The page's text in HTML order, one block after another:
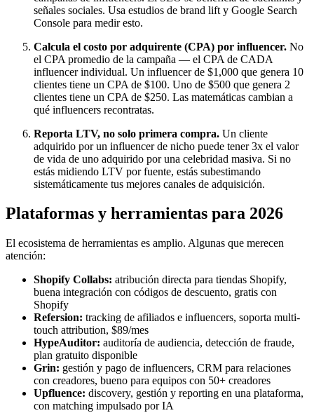
señales sociales. Usa estudios de brand lift y Google Search
Console para medir esto.
Calcula el costo por adquirente (CPA) por influencer. No
el CPA promedio de la campaña — el CPA de CADA
influencer individual. Un influencer de $1,000 que genera 10
clientes tiene un CPA de $100. Uno de $500 que genera 2
clientes tiene un CPA de $250. Las matemáticas cambian a
qué influencers recontratas.
Reporta LTV, no solo primera compra. Un cliente
adquirido por un influencer de nicho puede tener 3x el valor
de vida de uno adquirido por una celebridad masiva. Si no
estás midiendo LTV por fuente, estás subestimando
sistemáticamente tus mejores canales de adquisición.
Plataformas y herramientas para 2026
El ecosistema de herramientas es amplio. Algunas que merecen
atención:
Shopify Collabs: atribución directa para tiendas Shopify,
buena integración con códigos de descuento, gratis con
Shopify
Refersion: tracking de afiliados e influencers, soporta multi-
touch attribution, $89/mes
HypeAuditor: auditoría de audiencia, detección de fraude,
plan gratuito disponible
Grin: gestión y pago de influencers, CRM para relaciones
con creadores, bueno para equipos con 50+ creadores
Upfluence: discovery, gestión y reporting en una plataforma,
con matching impulsado por IA